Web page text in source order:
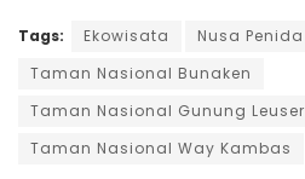
Tags: Ekowisata
Nusa Penida
Taman Nasional Bunaken
Taman Nasional Gunung Leuser
Taman Nasional Way Kambas